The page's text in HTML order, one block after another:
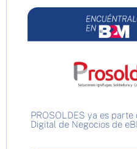
PROSOLDES ya es parte
Digital de Negocios de